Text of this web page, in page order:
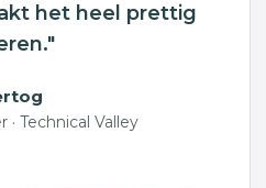
het heel prettig
Technical Valley